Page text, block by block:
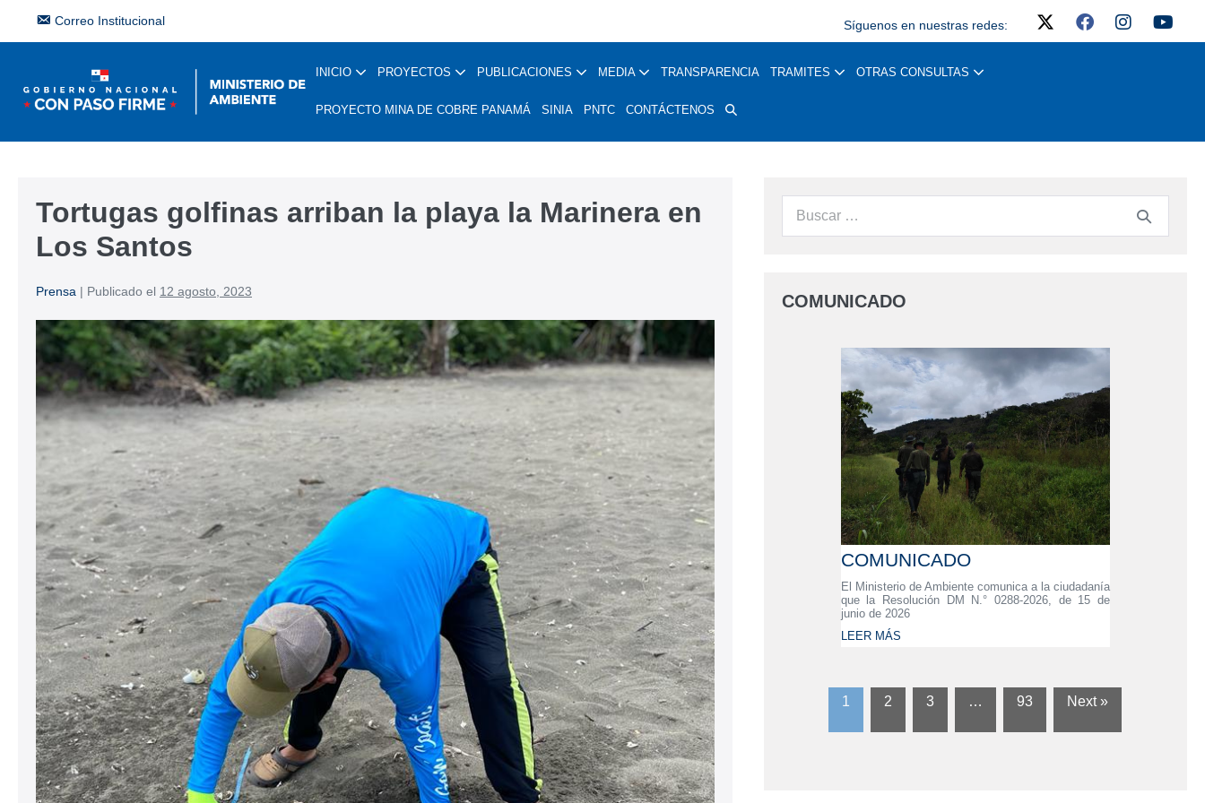
Correo Institucional Síguenos en nuestras redes:
INICIO PROYECTOS PUBLICACIONES MEDIA TRANSPARENCIA TRAMITES OTRAS CONSULTAS
PROYECTO MINA DE COBRE PANAMÁ SINIA PNTC CONTÁCTENOS
Tortugas golfinas arriban la playa la Marinera en
Los Santos
Prensa | Publicado el 12 agosto, 2023 COMUNICADO
COMUNICADO
El Ministerio de Ambiente comunica a la ciudadanía
que la Resolución DM N.° 0288-2026, de 15 de
junio de 2026
LEER MÁS
1 2 3 … 93 Next »